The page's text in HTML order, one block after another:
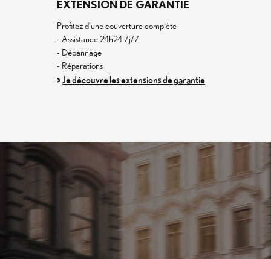
EXTENSION DE GARANTIE
Profitez d'une couverture complète
- Assistance 24h24 7j/7
- Dépannage
- Réparations
> Je découvre les extensions de garantie